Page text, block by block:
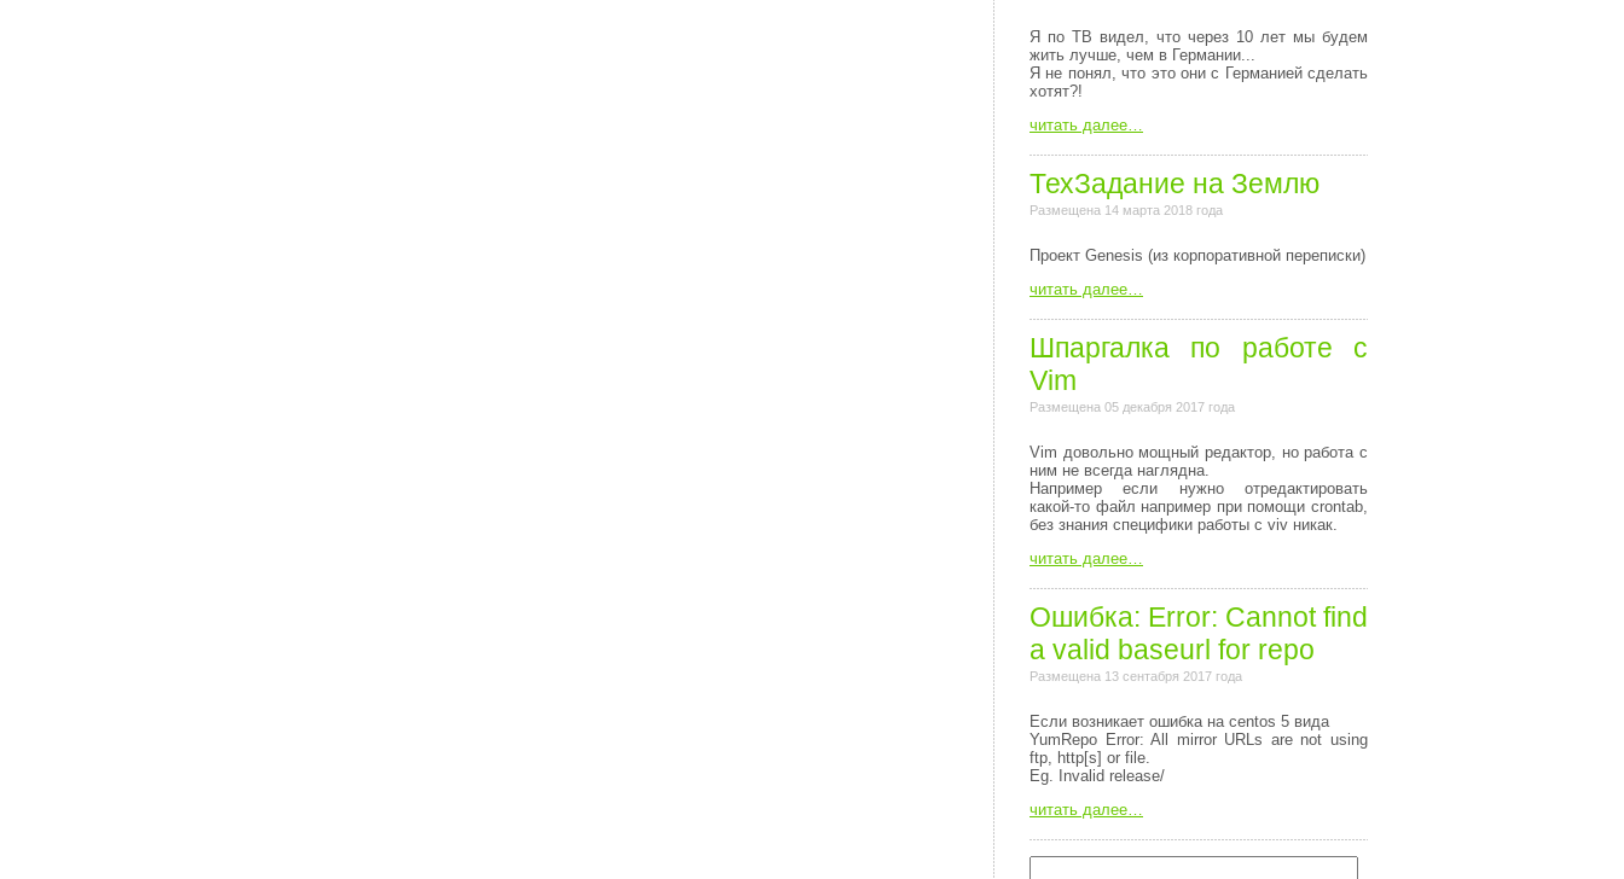
Я по ТВ видел, что через 10 лет мы будем
жить лучше, чем в Германии...
Я не понял, что это они с Германией сделать
хотят?!
читать далее…
ТехЗадание на Землю
Размещена 14 марта 2018 года
Пpоект Genesis (из коpпоpативной пеpеписки)
читать далее…
Шпаргалка по работе с
Vim
Размещена 05 декабря 2017 года
Vim довольно мощный редактор, но работа с
ним не всегда наглядна.
Например если нужно отредактировать
какой-то файл например при помощи crontab,
без знания специфики работы с viv никак.
читать далее…
Ошибка: Error: Cannot find
a valid baseurl for repo
Размещена 13 сентабря 2017 года
Если возникает ошибка на centos 5 вида
YumRepo Error: All mirror URLs are not using
ftp, http[s] or file.
Eg. Invalid release/
читать далее…